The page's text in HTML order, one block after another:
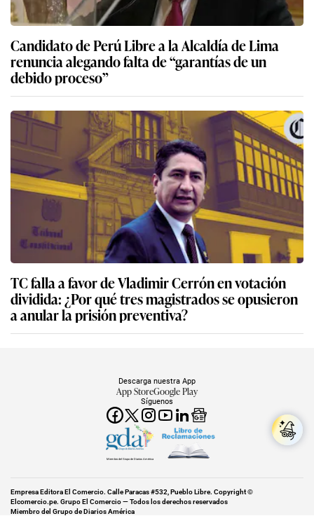
Candidato de Perú Libre a la Alcaldía de Lima
renuncia alegando falta de “garantías de un
debido proceso”
TC falla a favor de Vladimir Cerrón en votación
dividida: ¿Por qué tres magistrados se opusieron
a anular la prisión preventiva?
Síguenos
Descarga nuestra App
App StoreGoogle Play
Miembro del Grupo de Diarios América
Empresa Editora El Comercio. Calle Paracas #532, Pueblo Libre. Copyright ©
Elcomercio.pe. Grupo El Comercio — Todos los derechos reservados
Miembro del Grupo de Diarios América